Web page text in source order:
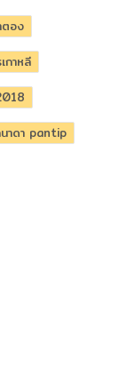
ตอง
กาหลี
าดา pantip